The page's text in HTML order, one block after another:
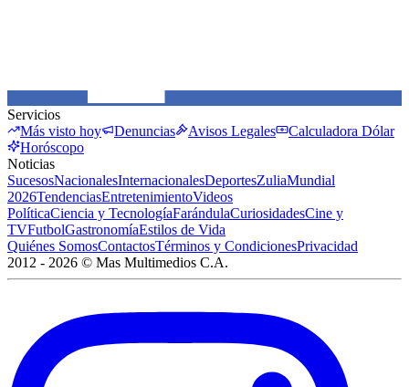
Servicios
Más visto hoy
Denuncias Avisos Legales
Calculadora Dólar
Horóscopo
Noticias
SucesosNacionalesInternacionalesDeportesZuliaMundial
2026TendenciasEntretenimientoVideos
PolíticaCiencia y TecnologíaFarándulaCuriosidadesCine y
TVFutbolGastronomíaEstilos de Vida
Quiénes SomosContactosTérminos y CondicionesPrivacidad
2012 - 2026 © Mas Multimedios C.A.